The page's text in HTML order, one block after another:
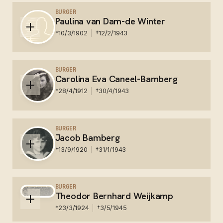
Emmerik - Kommunalfriedhof te Emmerich am Rhein -
BURGER
Paulina van Dam-de Winter
*10/3/1902 †12/2/1943
Nederland - Concentratiekamp Auschwitz -
Gedenkboek 9
BURGER
Carolina Eva Caneel-Bamberg
*28/4/1912 †30/4/1943
Nederland - Conc. kamp Sobibor - Gedenkboek 7
BURGER
Jacob Bamberg
*13/9/1920 †31/1/1943
Nederland - Gestorven in Auschwitz - Gedenkboek 4
BURGER
Theodor Bernhard Weijkamp
*23/3/1924 †3/5/1945